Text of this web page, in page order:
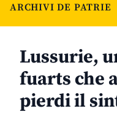
ARCHIVI DE PATRIE
Lussurie,
fuarts che
pierdi il